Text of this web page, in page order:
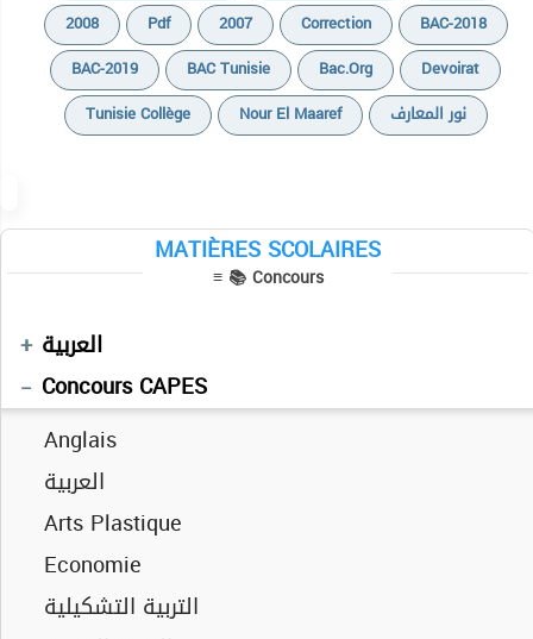
2008
Pdf 2007 Correction
BAC-2018
BAC-2019
BAC Tunisie Bac.org
Devoirat
Tunisie Collège
Nour El Maaref نور المعارف
MATIÈRES SCOLAIRES
≡ 📚 Concours
مراجع خاصة بالقيمين والمرشدين والتقنيين
مراجع خاصة بالمرشدين التطبيقيين للتربية
مراحع خاصة بقيمين أول
مناظرات
Concours inspection
Inspection math
العربية
Concours CAPES
Anglais
العربية
Arts Plastique
Economie
التربية التشكيلية